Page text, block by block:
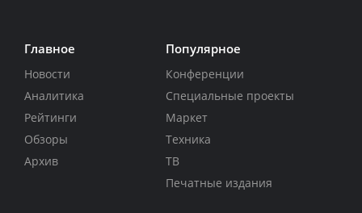
Главное
Новости
Аналитика
Рейтинги
Обзоры
Архив
Популярное
Конференции
Специальные проекты
Маркет
Техника
ТВ
Печатные издания